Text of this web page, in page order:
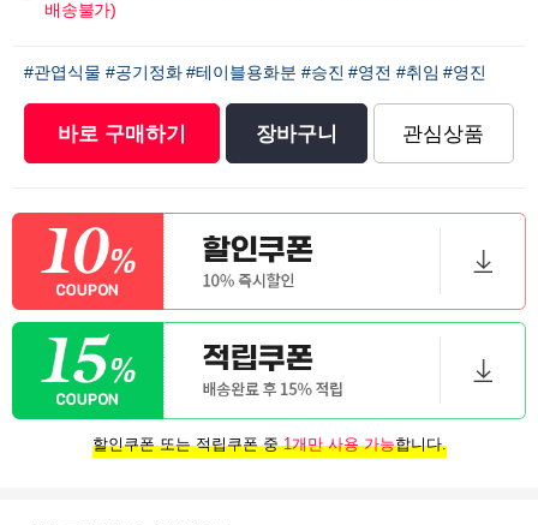
배송불가)
#관엽식물 #공기정화 #테이블용화분 #승진 #영전 #취임 #영진
바로 구매하기 장바구니 관심상품
할인쿠폰 또는 적립쿠폰 중1개만 사용 가능합니다.